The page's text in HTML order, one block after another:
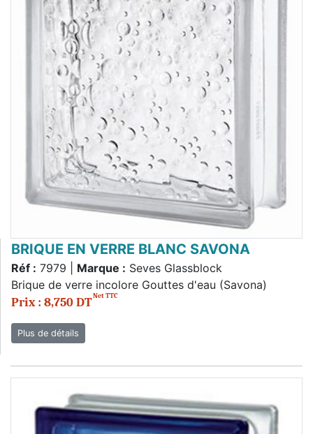
BRIQUE EN VERRE BLANC SAVONA
Réf : 7979 | Marque : Seves Glassblock
Brique de verre incolore Gouttes d'eau (Savona)
Prix : 8,750 DTNet TTC
Plus de détails